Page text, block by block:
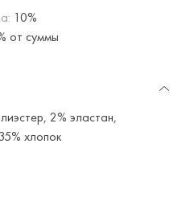
10%
от суммы
2% эластан,
хлопок